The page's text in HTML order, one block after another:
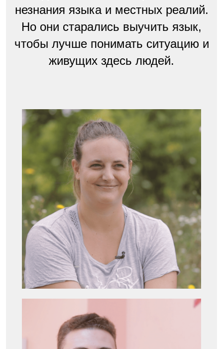
незнания языка и местных реалий.
Но они старались выучить язык,
чтобы лучше понимать ситуацию и
живущих здесь людей.